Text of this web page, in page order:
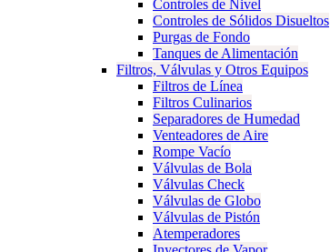
Controles de Nivel
Controles de Sólidos Disueltos
Purgas de Fondo
Tanques de Alimentación
Filtros, Válvulas y Otros Equipos
Filtros de Línea
Filtros Culinarios
Separadores de Humedad
Venteadores de Aire
Rompe Vacío
Válvulas de Bola
Válvulas Check
Válvulas de Globo
Válvulas de Pistón
Atemperadores